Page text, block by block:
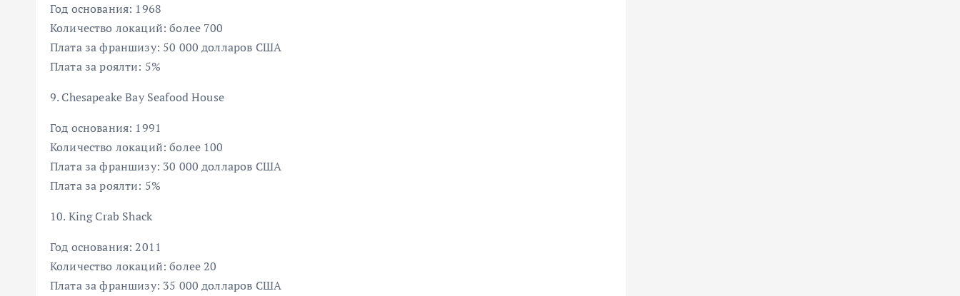
Год основания: 1968
Количество локаций: более 700
Плата за франшизу: 50 000 долларов США
Плата за роялти: 5%
9. Chesapeake Bay Seafood House
Год основания: 1991
Количество локаций: более 100
Плата за франшизу: 30 000 долларов США
Плата за роялти: 5%
10. King Crab Shack
Год основания: 2011
Количество локаций: более 20
Плата за франшизу: 35 000 долларов США